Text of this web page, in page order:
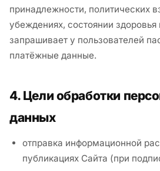
принадлежности, политических
убеждениях, состоянии здоровья
запрашивает у пользователей
платёжные данные.
4. Цели обработки
данных
отправка информационной
публикациях Сайта (при